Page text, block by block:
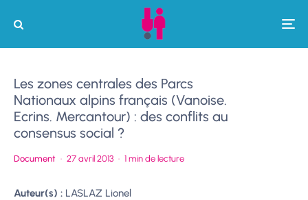
Les zones centrales des Parcs
Nationaux alpins français (Vanoise.
Ecrins. Mercantour) : des conflits au
consensus social ?
Document · 27 avril 2013 · 1 min de lecture
Auteur(s) : LASLAZ Lionel